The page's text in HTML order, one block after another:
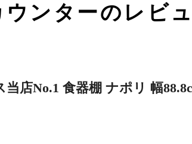
ンターのレビ
店No.1 食器棚 ナポリ 幅